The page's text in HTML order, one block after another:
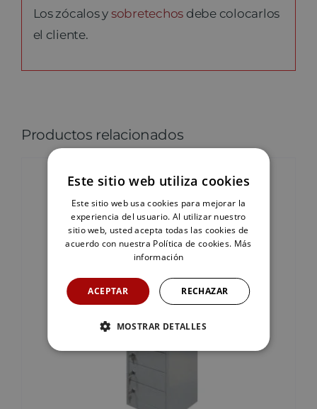
Los zócalos y sobretechos debe colocarlos
el cliente.
Productos relacionados
Este sitio web utiliza cookies
Este sitio web usa cookies para mejorar la
experiencia del usuario. Al utilizar nuestro
sitio web, usted acepta todas las cookies de
acuerdo con nuestra Política de cookies. Más
información
ACEPTAR RECHAZAR
MOSTRAR DETALLES